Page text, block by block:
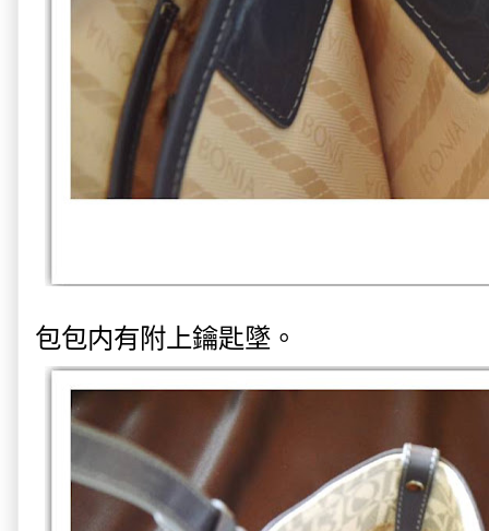
包包内有附上鑰匙墜。